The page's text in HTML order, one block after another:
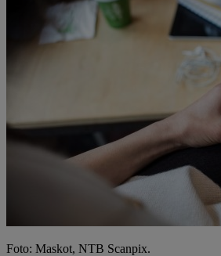
Foto: Maskot, NTB Scanpix.